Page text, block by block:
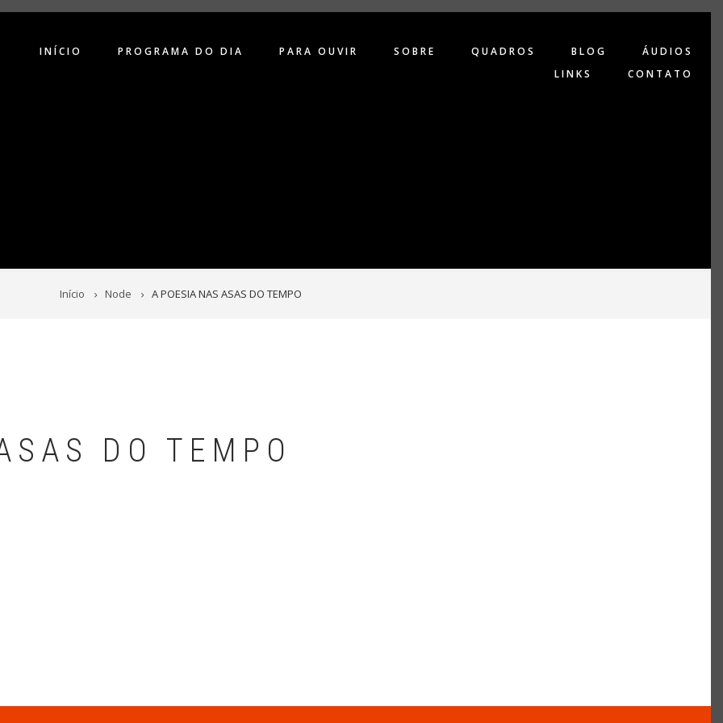
INÍCIO PROGRAMA DO DIA PARA OUVIR SOBRE QUADROS BLOG
ÁUDIOS
LINKS
CONTATO
Início Node A POESIA NAS ASAS DO TEMPO
DO TEMPO